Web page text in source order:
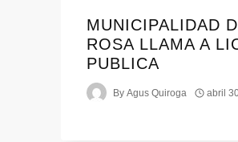
MUNICIPALIDAD
ROSA LLAMA A
PUBLICA
By Agus Quiroga abril